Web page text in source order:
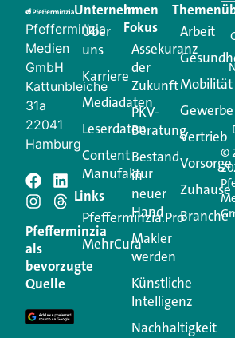
Creator für Ihre
Ihren Vertriebsalltag leichter
Login.
Jetzt anmelden
Schreiben Sie einen
Kommentar
Ihre E-Mail-Adresse wird nicht
Erforderliche Felder sind mit
Kommentar
Pfefferminzia
Medien
GmbH
Kattunbleiche
31a
22041
Hamburg
Pfefferminzia
als
bevorzugte
Quelle
Unternehmen
Über
uns
Karriere
Mediadaten
Leserdaten
Content
Manufaktur
Links
Pfefferminzia.Pro
MehrCura
Im
Fokus
Assekuranz
der
Zukunft
PKV-
Beratung
Bestand
in
neuer
Hand
Makler
werden
Künstliche
Intelligenz
Nachhaltigkeit
Arbeit
Mobilität
Gewerbe
Vertrieb
Vorsorge
Zuhause
Branche
©